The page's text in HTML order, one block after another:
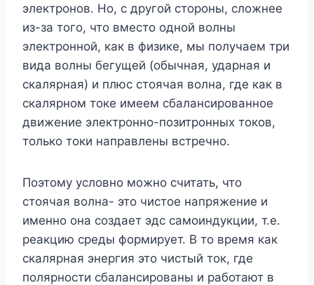
электронов. Но, с другой стороны, сложнее
из-за того, что вместо одной волны
электронной, как в физике, мы получаем три
вида волны бегущей (обычная, ударная и
скалярная) и плюс стоячая волна, где как в
скалярном токе имеем сбалансированное
движение электронно-позитронных токов,
только токи направлены встречно.
Поэтому условно можно считать, что
стоячая волна- это чистое напряжение и
именно она создает эдс самоиндукции, т.е.
реакцию среды формирует. В то время как
скалярная энергия это чистый ток, где
полярности сбалансированы и работают в